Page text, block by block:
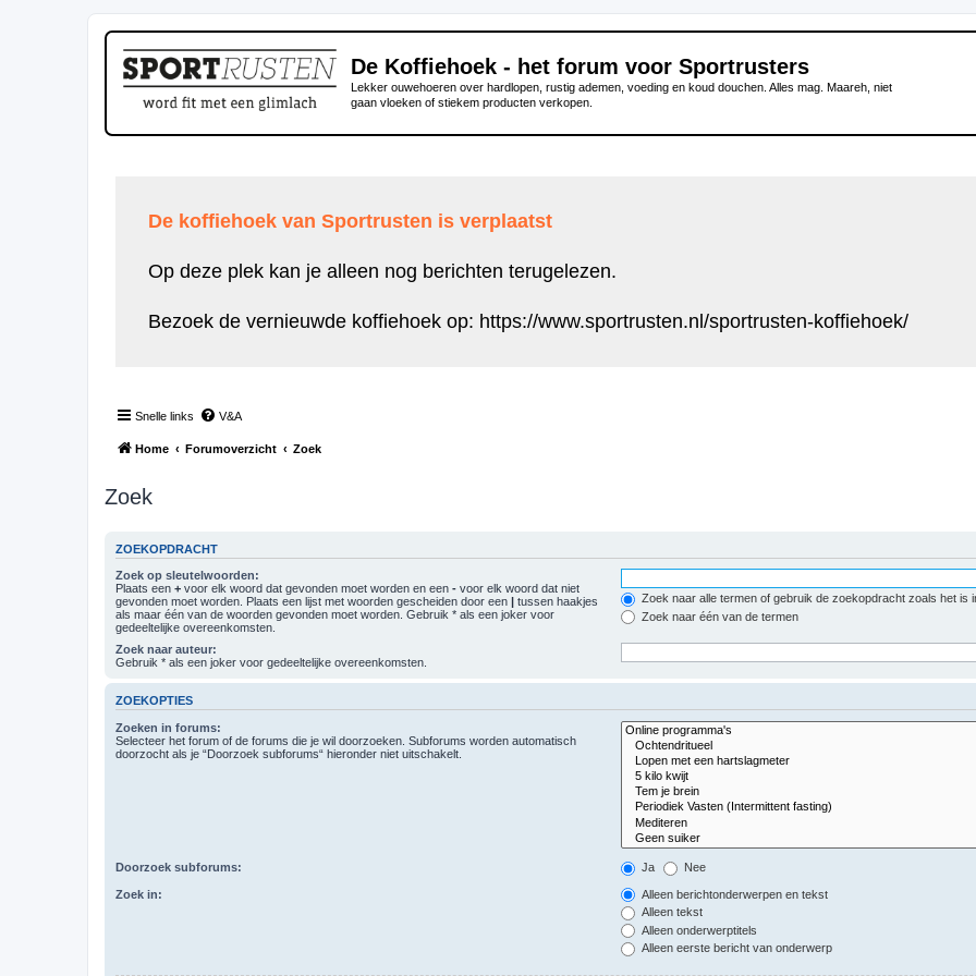
De Koffiehoek - het forum voor Sportrusters
Lekker ouwehoeren over hardlopen, rustig ademen, voeding en koud douchen. Alles mag. Maareh, niet
gaan vloeken of stiekem producten verkopen.
De koffiehoek van Sportrusten is verplaatst
Op deze plek kan je alleen nog berichten terugelezen.
Bezoek de vernieuwde koffiehoek op: https://www.sportrusten.nl/sportrusten-koffiehoek/
Snelle links V&A
Home Forumoverzicht Zoek
Zoek
ZOEKOPDRACHT
Zoek op sleutelwoorden:
Plaats een + voor elk woord dat gevonden moet worden en een - voor elk woord dat niet
gevonden moet worden. Plaats een lijst met woorden gescheiden door een | tussen haakjes
als maar één van de woorden gevonden moet worden. Gebruik * als een joker voor
gedeeltelijke overeenkomsten.
Zoek naar alle termen of gebruik de zoekopdracht zoals het is
Zoek naar één van de termen
Zoek naar auteur:
Gebruik * als een joker voor gedeeltelijke overeenkomsten.
ZOEKOPTIES
Zoeken in forums:
Selecteer het forum of de forums die je wil doorzoeken. Subforums worden automatisch
doorzocht als je “Doorzoek subforums“ hieronder niet uitschakelt.
Doorzoek subforums: Ja Nee
Zoek in:
Alleen berichtonderwerpen en tekst
Alleen tekst
Alleen onderwerptitels
Alleen eerste bericht van onderwerp